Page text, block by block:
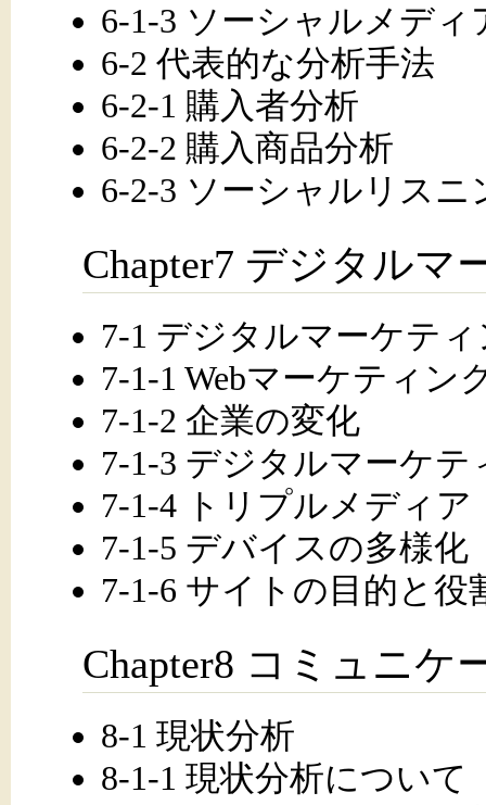
6-1-3 ソーシャルメディ
6-2 代表的な分析手法
6-2-1 購入者分析
6-2-2 購入商品分析
6-2-3 ソーシャルリスニ
Chapter7 デジタルマ
7-1 デジタルマーケテ
7-1-1 Webマーケティ
7-1-2 企業の変化
7-1-3 デジタルマーケテ
7-1-4 トリプルメディア
7-1-5 デバイスの多様化
7-1-6 サイトの目的と役
Chapter8 コミュニ
8-1 現状分析
8-1-1 現状分析について